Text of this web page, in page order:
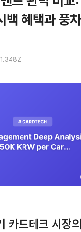
백 혜택과 풍
카드테크 시장